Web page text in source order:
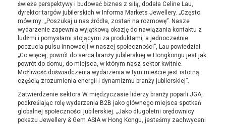
świeże perspektywy i budować biznes z siłą, dodała Celine Lau,
dyrektor targów jubilerskich w Informa Markets Jewellery. „Często
mówimy: „Poszukaj u nas źródła, zostań na rozmowę”. Nasze
wydarzenie zapewnia wyjątkową okazję do nawiązania kontaktu z
ludźmi i pomysłami stojącymi za produktami, a jednocześnie
poczucia pulsu innowacji w naszej społeczności”, Lau powiedział.
„Co więcej, powrót do serca branży jubilerskiej w Hongkongu jest jak
powrót do domu, do miejsca, w którym nasz sektor kwitnie.
Możliwość doświadczenia wydarzenia w tym mieście jest istotną
częścią zrozumienia energii i dynamizmu branży jubilerskiej”.
Zatwierdzenie sektora W międzyczasie liderzy branży poparli JGA,
podkreślając rolę wydarzenia B2B jako głównego miejsca spotkań
globalnej społeczności jubilerskiej. „Jako długoletni orędownicy
pokazu Jewellery & Gem ASIA w Hong Kongu, jesteśmy zachwyceni